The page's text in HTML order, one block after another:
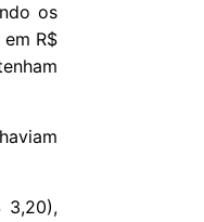
os
R$
3,20),